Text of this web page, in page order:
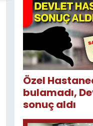
Özel
bulamadı,
sonuç aldı